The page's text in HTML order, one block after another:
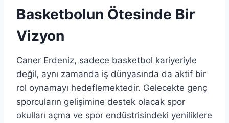
Basketbolun Ötesinde Bir
Vizyon
Caner Erdeniz, sadece basketbol kariyeriyle
değil, aynı zamanda iş dünyasında da aktif bir
rol oynamayı hedeflemektedir. Gelecekte genç
sporcuların gelişimine destek olacak spor
okulları açma ve spor endüstrisindeki yeniliklere